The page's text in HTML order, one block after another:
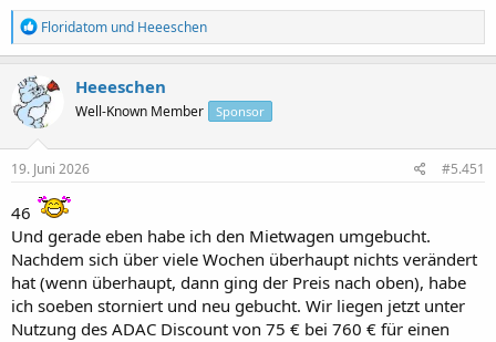
Jetzt habe ich viel Zeit zur Vorfreude auf Bonnie Scotland - nämlich
345 Tage.
Und wer weiß, vielleicht treffen wir ja dann dort auch auf Jamie
Fraser.
R
e
a
t
i
o
n
e
:
Floridatom und Heeeschen
Heeeschen
Well-Known Member Sponsor
19. Juni 2026 #5.451
46
Und gerade eben habe ich den Mietwagen umgebucht.
Nachdem sich über viele Wochen überhaupt nichts verändert
hat (wenn überhaupt, dann ging der Preis nach oben), habe
ich soeben storniert und neu gebucht. Wir liegen jetzt unter
Nutzung des ADAC Discount von 75 € bei 760 € für einen